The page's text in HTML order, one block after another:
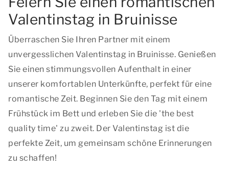
Valentinstag in Bruinisse
Überraschen Sie Ihren Partner mit einem
unvergesslichen Valentinstag in Bruinisse. Genießen
Sie einen stimmungsvollen Aufenthalt in einer
unserer komfortablen Unterkünfte, perfekt für eine
romantische Zeit. Beginnen Sie den Tag mit einem
Frühstück im Bett und erleben Sie die 'the best
quality time' zu zweit. Der Valentinstag ist die
perfekte Zeit, um gemeinsam schöne Erinnerungen
zu schaffen!